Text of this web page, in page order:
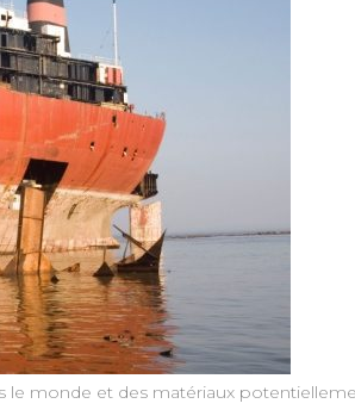
le monde et des matériaux